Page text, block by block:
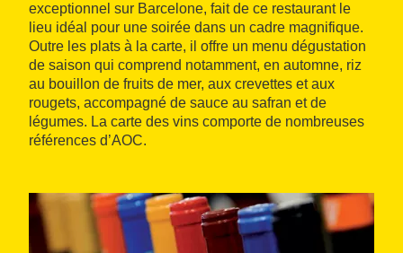
exceptionnel sur Barcelone, fait de ce restaurant le
lieu idéal pour une soirée dans un cadre magnifique.
Outre les plats à la carte, il offre un menu dégustation
de saison qui comprend notamment, en automne, riz
au bouillon de fruits de mer, aux crevettes et aux
rougets, accompagné de sauce au safran et de
légumes. La carte des vins comporte de nombreuses
références d’AOC.